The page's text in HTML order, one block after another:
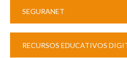
SEGURANET
RECURSOS EDUCATIVOS